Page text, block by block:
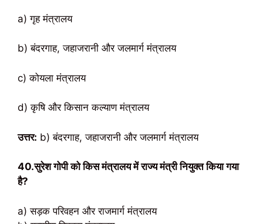
a) गृह मंत्रालय
b) बंदरगाह, जहाजरानी और जलमार्ग मंत्रालय
c) कोयला मंत्रालय
d) कृषि और किसान कल्याण मंत्रालय
उत्तर: b) बंदरगाह, जहाजरानी और जलमार्ग मंत्रालय
40.सुरेश गोपी को किस मंत्रालय में राज्य मंत्री नियुक्त किया गया
है?
a) सड़क परिवहन और राजमार्ग मंत्रालय